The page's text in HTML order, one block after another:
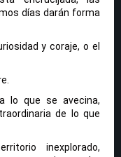
días darán forma
y coraje, o el
lo que se avecina,
de lo que
inexplorado,